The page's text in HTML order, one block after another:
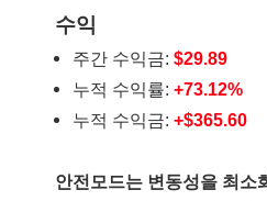
수익
주간 수익금: $29.89
누적 수익률: +73.12%
누적 수익금: +$365.60
안전모드는 변동성을 최소